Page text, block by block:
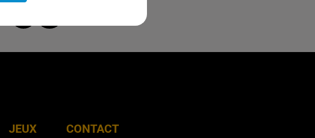
JEUX CONTACT